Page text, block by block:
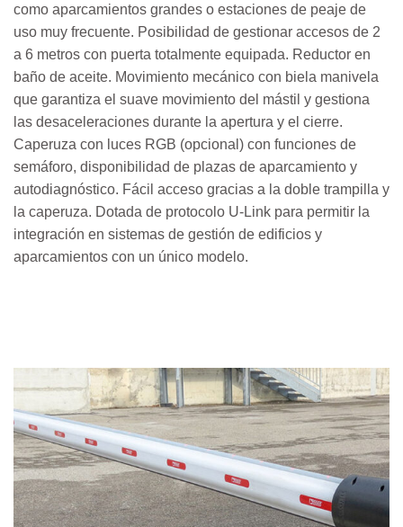
como aparcamientos grandes o estaciones de peaje de
uso muy frecuente. Posibilidad de gestionar accesos de 2
a 6 metros con puerta totalmente equipada. Reductor en
baño de aceite. Movimiento mecánico con biela manivela
que garantiza el suave movimiento del mástil y gestiona
las desaceleraciones durante la apertura y el cierre.
Caperuza con luces RGB (opcional) con funciones de
semáforo, disponibilidad de plazas de aparcamiento y
autodiagnóstico. Fácil acceso gracias a la doble trampilla y
la caperuza. Dotada de protocolo U-Link para permitir la
integración en sistemas de gestión de edificios y
aparcamientos con un único modelo.